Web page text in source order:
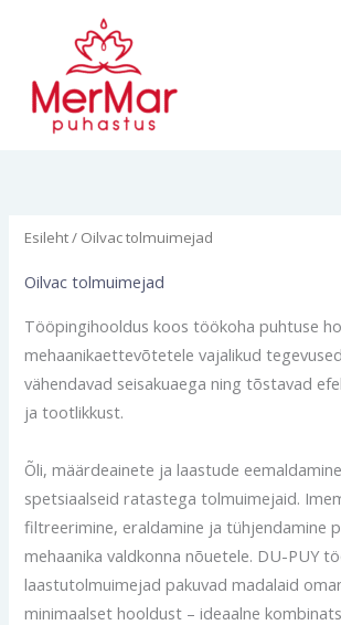
Esileht/ Oilvac tolmuimejad
Oilvac tolmuimejad
Tööpingihooldus koos töökoha puhtuse
mehaanikaettevõtetele vajalikud
vähendavad seisakuaega ning tõstavad
ja tootlikkust.
Õli, määrdeainete ja laastude
spetsiaalseid ratastega tolmuimejaid.
filtreerimine, eraldamine ja tühjendamine
mehaanika valdkonna nõuetele. DU-PUY
laastutolmuimejad pakuvad madalaid
minimaalset hooldust – ideaalne